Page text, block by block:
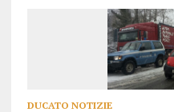
DUCATO NOTIZIE